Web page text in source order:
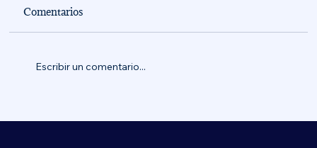
Comentarios
Escribir un comentario...